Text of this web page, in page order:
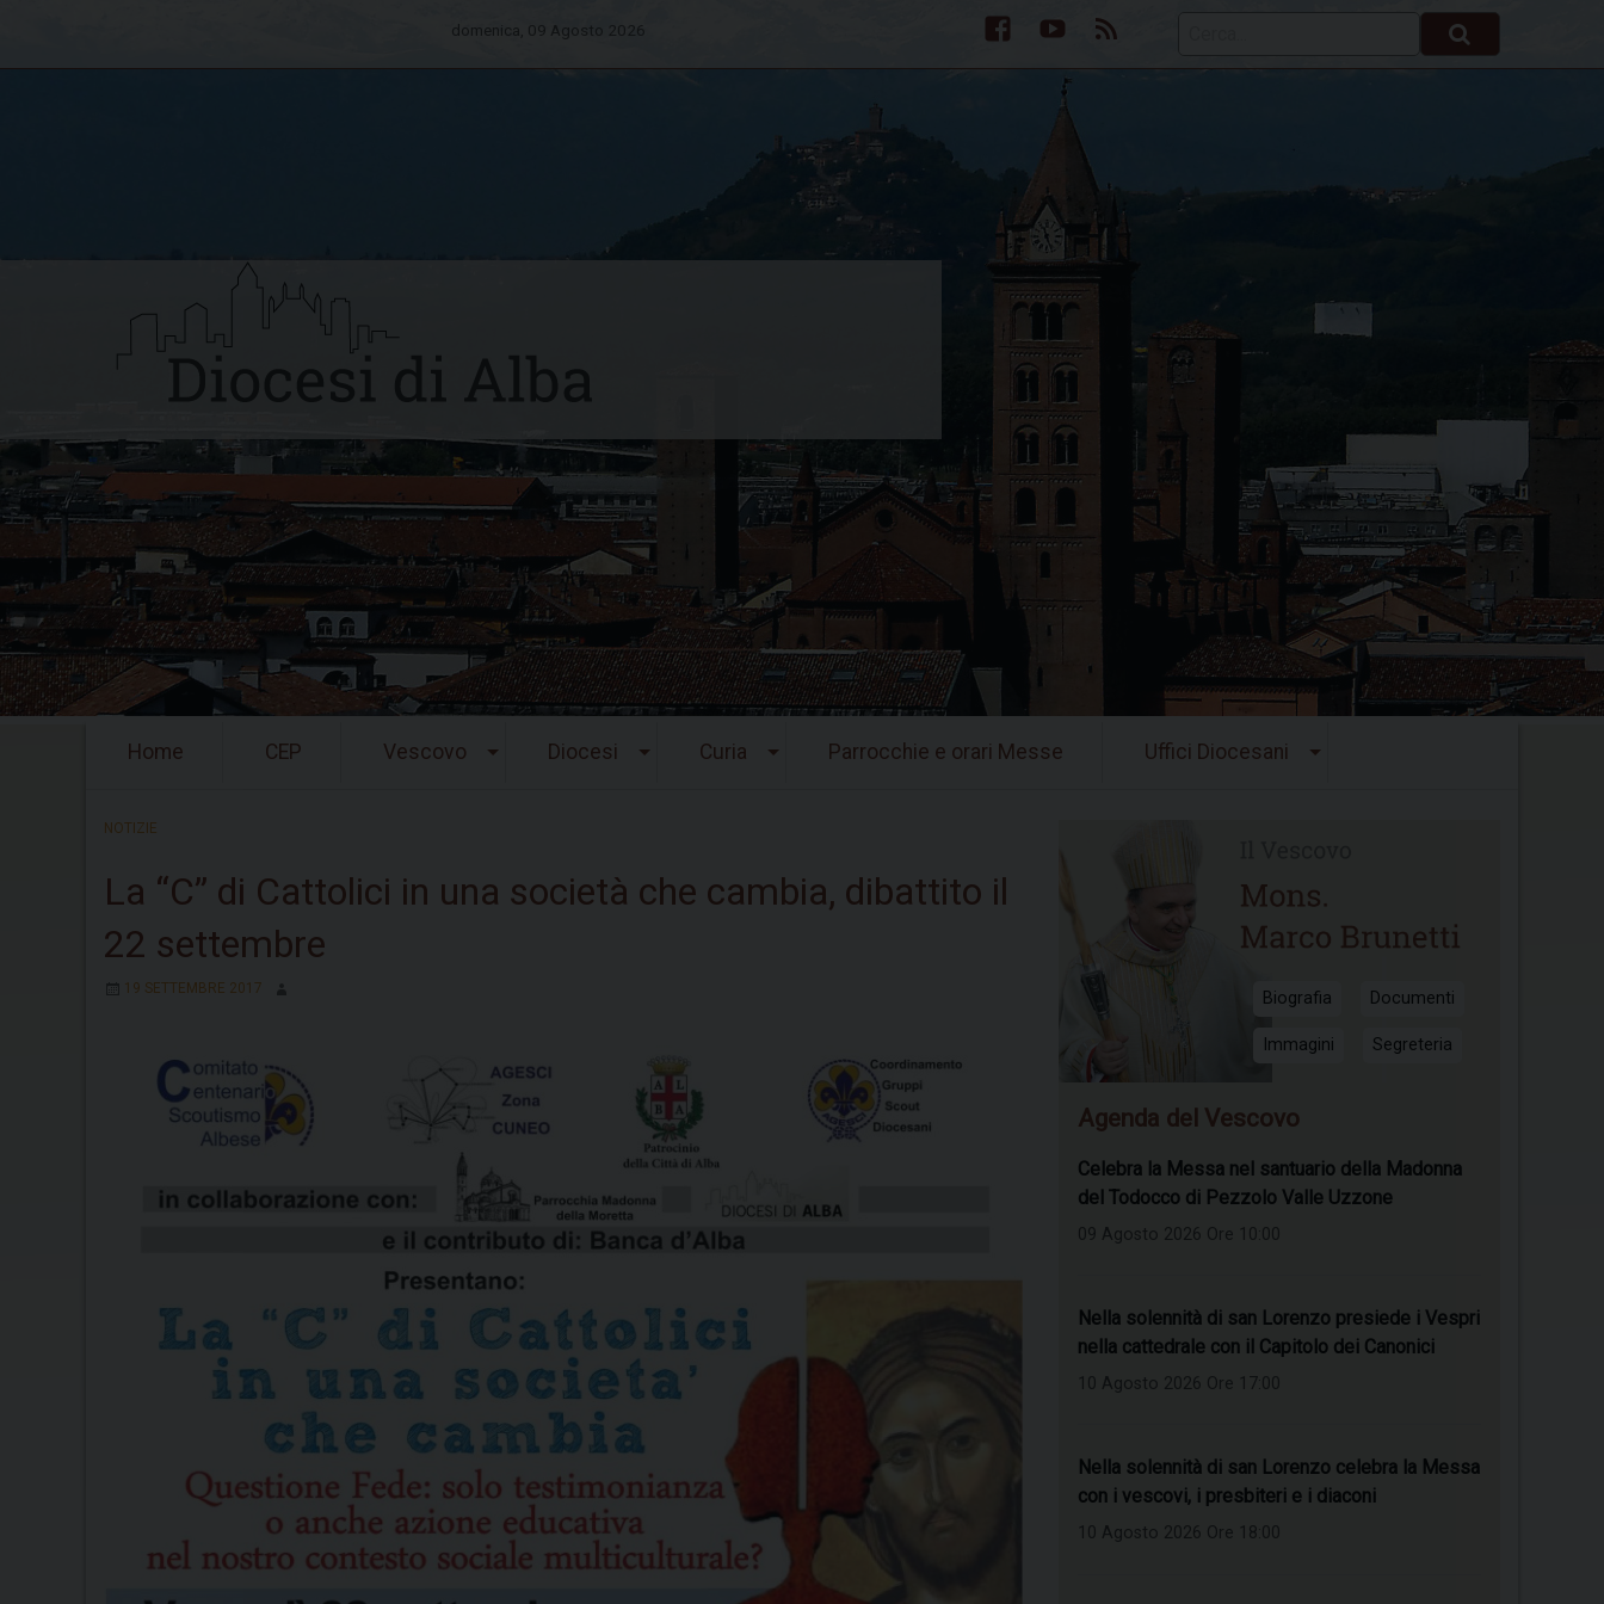
domenica, 09 Agosto 2026
FacebookYoutubeFeed
Home CEP Vescovo Diocesi Curia Parrocchie e orari Messe Uffici Diocesani
NOTIZIE
La “C” di Cattolici in una società che cambia, dibattito il
22 settembre
19 SETTEMBRE 2017 Biografia Documenti
Immagini Segreteria
Agenda del Vescovo
Celebra la Messa nel santuario della Madonna
del Todocco di Pezzolo Valle Uzzone
09 Agosto 2026 Ore 10:00
Nella solennità di san Lorenzo presiede i Vespri
nella cattedrale con il Capitolo dei Canonici
10 Agosto 2026 Ore 17:00
Nella solennità di san Lorenzo celebra la Messa
con i vescovi, i presbiteri e i diaconi
10 Agosto 2026 Ore 18:00